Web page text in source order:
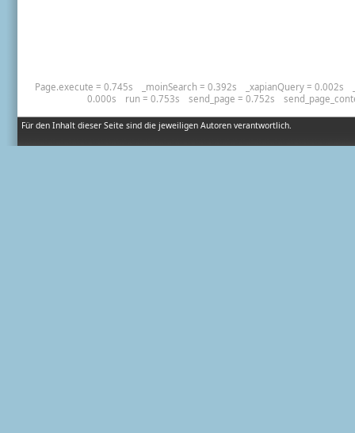
Für den Inhalt dieser Seite sind die jeweiligen Autoren verantwortlich.
Page.execute = 0.745s _moinSearch = 0.392s _xapianQuery = 0.002s
0.000s
run = 0.753s send_page = 0.752s